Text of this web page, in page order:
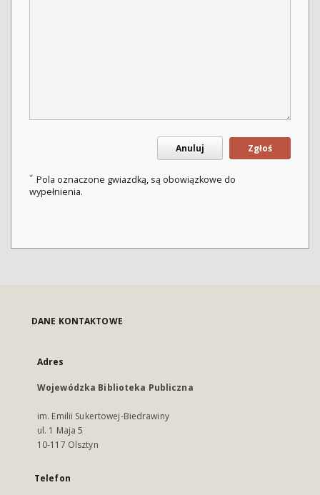
Anuluj Zgłoś
* Pola oznaczone gwiazdką, są obowiązkowe do
wypełnienia.
DANE KONTAKTOWE
Adres
Wojewódzka Biblioteka Publiczna
im. Emilii Sukertowej-Biedrawiny
ul. 1 Maja 5
10-117 Olsztyn
Telefon